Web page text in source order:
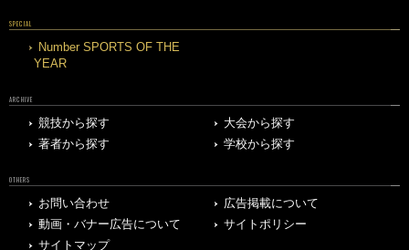
SPECIAL
Number SPORTS OF THE
YEAR
ARCHIVE
競技から探す
大会から探す
著者から探す
学校から探す
OTHERS
お問い合わせ
広告掲載について
動画・バナー広告について
サイトポリシー
サイトマップ